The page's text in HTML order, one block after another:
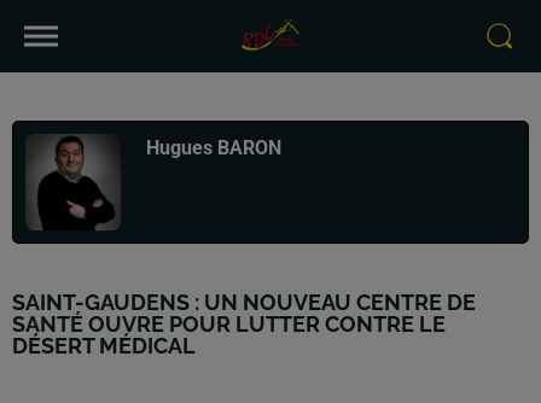
Hugues BARON
SAINT-GAUDENS : UN NOUVEAU CENTRE DE
SANTÉ OUVRE POUR LUTTER CONTRE LE
DÉSERT MÉDICAL